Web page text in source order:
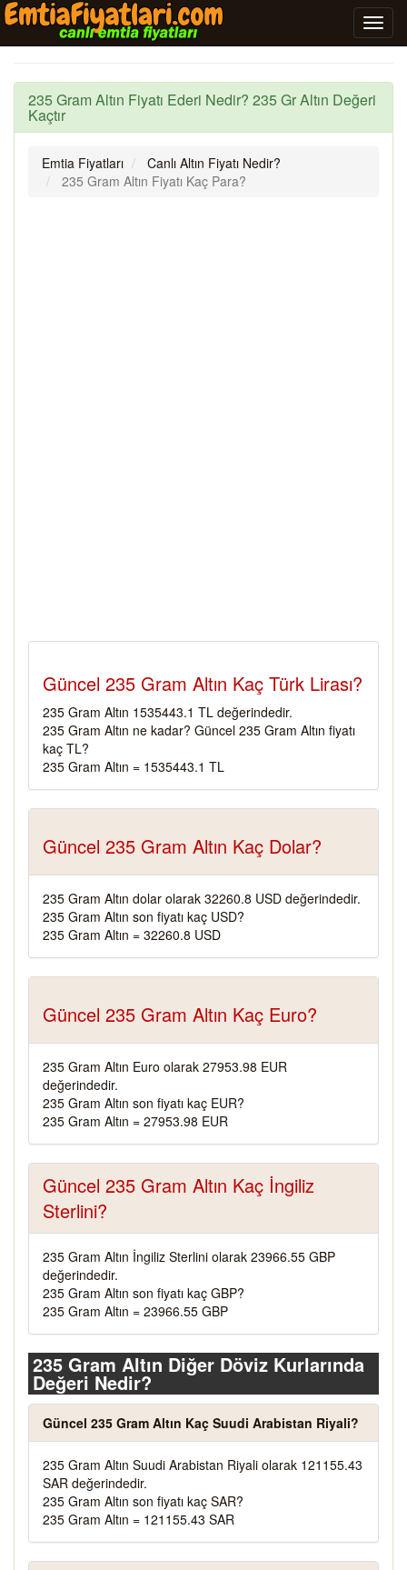
235 Gram Altın Fiyatı Ederi Nedir? 235 Gr Altın Değeri
Kaçtır
Emtia Fiyatları
Canlı Altın Fiyatı Nedir?
235 Gram Altın Fiyatı Kaç Para?
Güncel 235 Gram Altın Kaç Türk Lirası?
235 Gram Altın 1535443.1 TL değerindedir.
235 Gram Altın ne kadar? Güncel 235 Gram Altın fiyatı
kaç TL?
235 Gram Altın = 1535443.1 TL
Güncel 235 Gram Altın Kaç Dolar?
235 Gram Altın dolar olarak 32260.8 USD değerindedir.
235 Gram Altın son fiyatı kaç USD?
235 Gram Altın = 32260.8 USD
Güncel 235 Gram Altın Kaç Euro?
235 Gram Altın Euro olarak 27953.98 EUR
değerindedir.
235 Gram Altın son fiyatı kaç EUR?
235 Gram Altın = 27953.98 EUR
Güncel 235 Gram Altın Kaç İngiliz
Sterlini?
235 Gram Altın İngiliz Sterlini olarak 23966.55 GBP
değerindedir.
235 Gram Altın son fiyatı kaç GBP?
235 Gram Altın = 23966.55 GBP
235 Gram Altın Diğer Döviz Kurlarında
Değeri Nedir?
Güncel 235 Gram Altın Kaç Suudi Arabistan Riyali?
235 Gram Altın Suudi Arabistan Riyali olarak 121155.43
SAR değerindedir.
235 Gram Altın son fiyatı kaç SAR?
235 Gram Altın = 121155.43 SAR